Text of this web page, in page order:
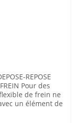
REPOSE
Pour des
de frein ne
un élément de